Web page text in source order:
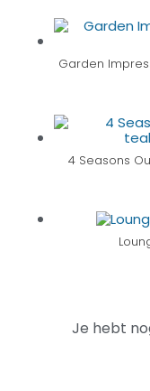
Garden
4 Seasons
Je hebt